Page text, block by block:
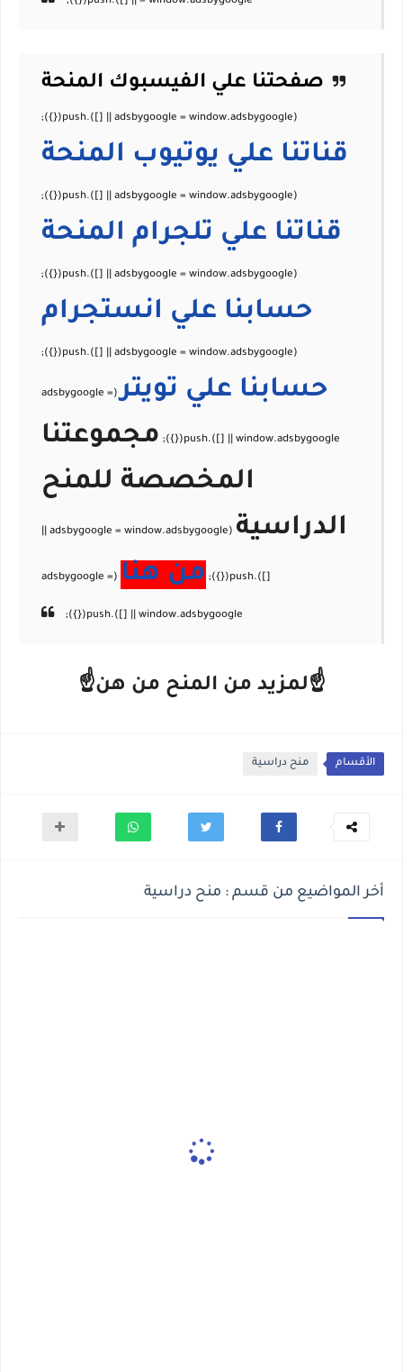
صفحتنا علي الفيسبوك المنحة
قناتنا علي يوتيوب المنحة
قناتنا علي تلجرام المنحة
حسابنا علي انستجرام
حسابنا علي تويتر
مجموعتنا
المخصصة للمنح
الدراسية
من هنا
☝لمزيد من المنح من هن☝
الأقسام منح دراسية
أخر المواضيع من قسم : منح دراسية